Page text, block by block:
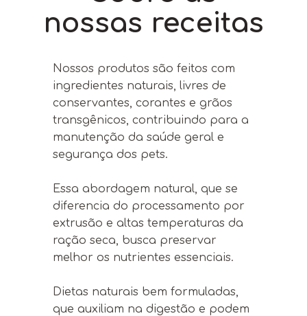
nossas receitas
Nossos produtos são feitos com
ingredientes naturais, livres de
conservantes, corantes e grãos
transgênicos, contribuindo para a
manutenção da saúde geral e
segurança dos pets.
Essa abordagem natural, que se
diferencia do processamento por
extrusão e altas temperaturas da
ração seca, busca preservar
melhor os nutrientes essenciais.
Dietas naturais bem formuladas,
que auxiliam na digestão e podem